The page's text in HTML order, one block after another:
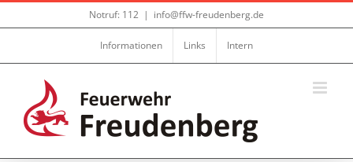
Zum
Notruf: 112 | info@ffw-freudenberg.de
Informationen Links Intern